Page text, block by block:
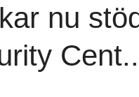
nu
Cent..